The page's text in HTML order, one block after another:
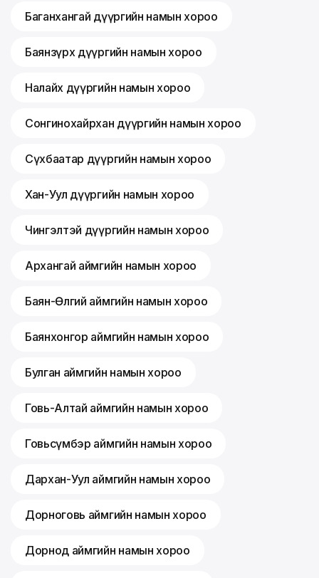
Баганхангай дүүргийн намын хороо
Баянзүрх дүүргийн намын хороо
Налайх дүүргийн намын хороо
Сонгинохайрхан дүүргийн намын хороо
Сүхбаатар дүүргийн намын хороо
Хан-Уул дүүргийн намын хороо
Чингэлтэй дүүргийн намын хороо
Архангай аймгийн намын хороо
Баян-Өлгий аймгийн намын хороо
Баянхонгор аймгийн намын хороо
Булган аймгийн намын хороо
Говь-Алтай аймгийн намын хороо
Говьсүмбэр аймгийн намын хороо
Дархан-Уул аймгийн намын хороо
Дорноговь аймгийн намын хороо
Дорнод аймгийн намын хороо